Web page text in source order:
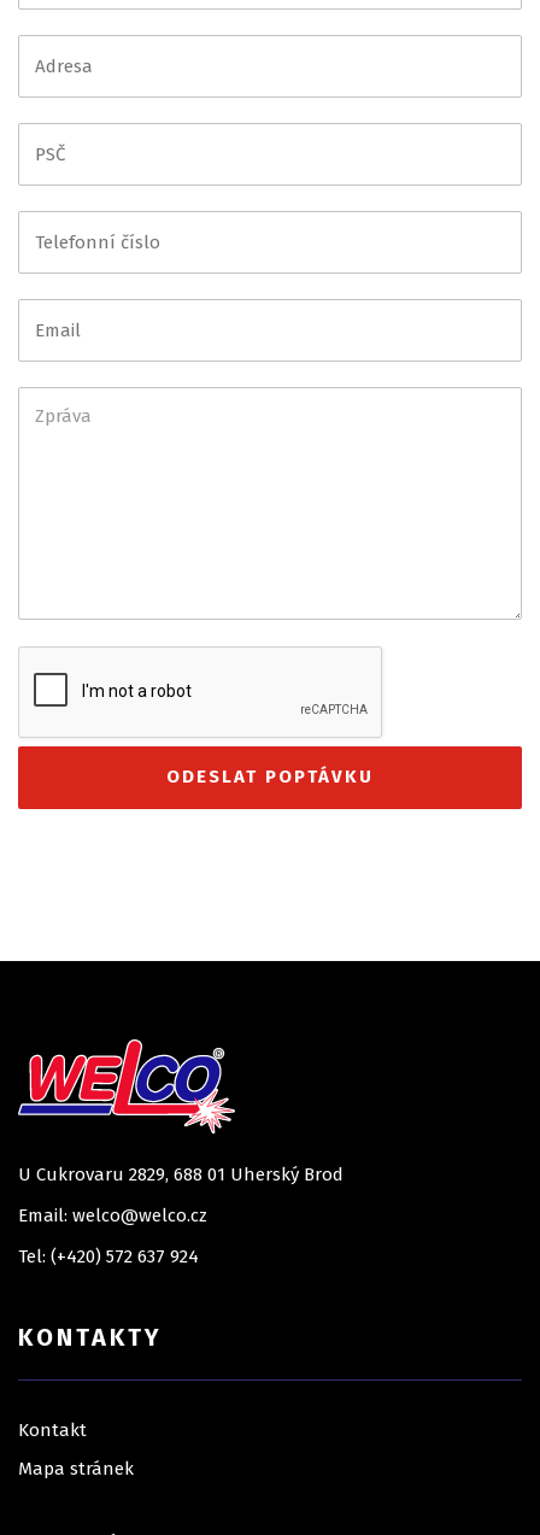
U Cukrovaru 2829, 688 01 Uherský Brod
Email: welco@welco.cz
Tel: (+420) 572 637 924
KONTAKTY
Kontakt
Mapa stránek